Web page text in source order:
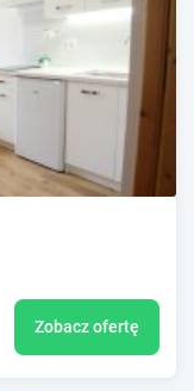
Zobacz ofertę